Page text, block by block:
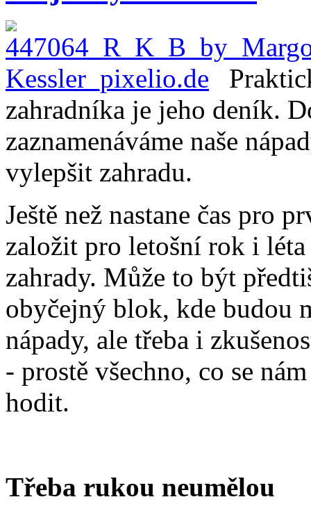
zahradníka je jeho deník.
zaznamenáváme naše
vylepšit zahradu.
Ještě než nastane čas pro
založit pro letošní rok i
zahrady. Může to být
obyčejný blok, kde budou
nápady, ale třeba i
- prostě všechno, co se
hodit.
Třeba rukou neumělou